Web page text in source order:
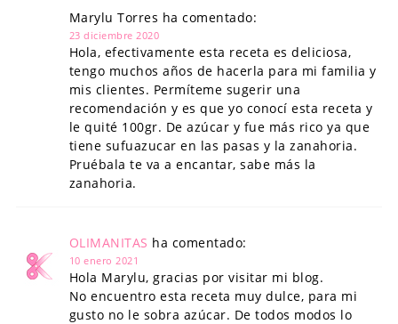
Marylu Torres ha comentado:
23 diciembre 2020
Hola, efectivamente esta receta es deliciosa,
tengo muchos años de hacerla para mi familia y
mis clientes. Permíteme sugerir una
recomendación y es que yo conocí esta receta y
le quité 100gr. De azúcar y fue más rico ya que
tiene sufuazucar en las pasas y la zanahoria.
Pruébala te va a encantar, sabe más la
zanahoria.
OLIMANITAS ha comentado:
10 enero 2021
Hola Marylu, gracias por visitar mi blog.
No encuentro esta receta muy dulce, para mi
gusto no le sobra azúcar. De todos modos lo